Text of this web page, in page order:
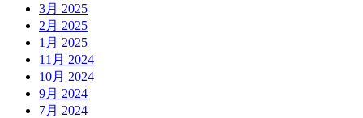
3月 2025
2月 2025
1月 2025
11月 2024
10月 2024
9月 2024
7月 2024